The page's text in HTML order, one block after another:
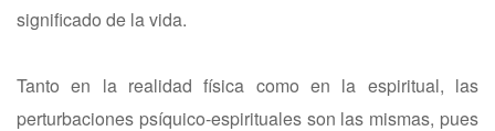
significado de la vida.
Tanto en la realidad física como en la espiritual, las
perturbaciones psíquico-espirituales son las mismas, pues